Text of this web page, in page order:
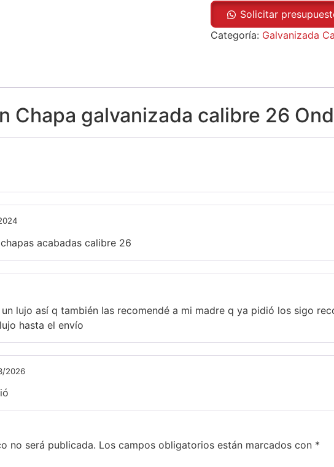
Solicitar
Categoría: Galvanizada
Chapa galvanizada calibre 26
acabadas calibre 26
lujo así q también las recomendé a mi madre q ya pidió los sigo
hasta el envío
2026
no será publicada. Los campos obligatorios están marcados con *